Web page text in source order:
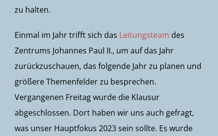
zu halten.
Einmal im Jahr trifft sich das Leitungsteam des
Zentrums Johannes Paul II., um auf das Jahr
zurückzuschauen, das folgende Jahr zu planen und
größere Themenfelder zu besprechen.
Vergangenen Freitag wurde die Klausur
abgeschlossen. Dort haben wir uns auch gefragt,
was unser Hauptfokus 2023 sein sollte. Es wurde